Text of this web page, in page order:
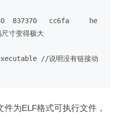
837370   cc6fa     he
寸变得极大
//说明没有链接动
为ELF格式可执行文件，